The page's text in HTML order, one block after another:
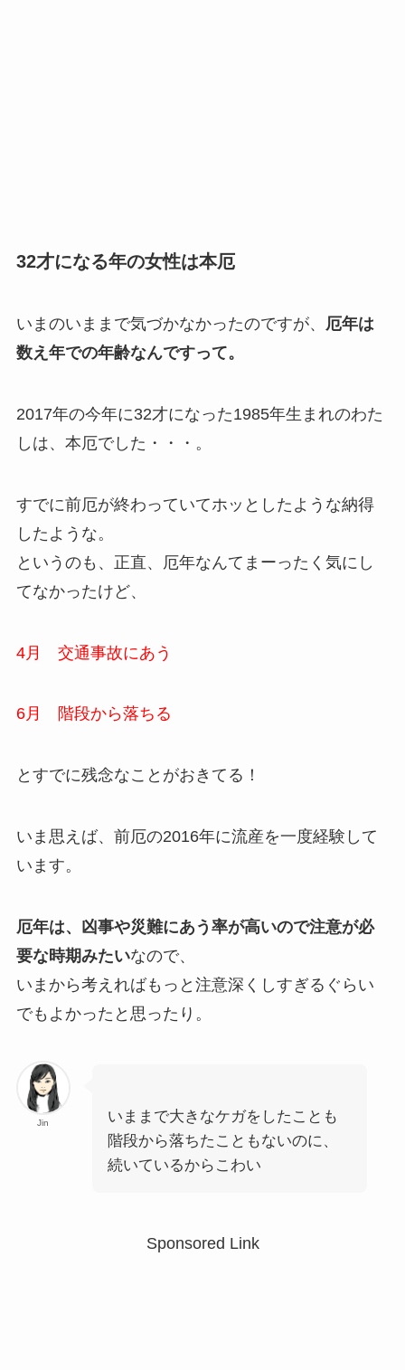
32才になる年の女性は本厄
いまのいままで気づかなかったのですが、 厄年は
数え年での年齢なんですって。
2017年の今年に32才になった1985年生まれのわた
しは、本厄でした・・・。
すでに前厄が終わっていてホッとしたような納得
したような。
というのも、正直、厄年なんてまーったく気にし
てなかったけど、
4月 交通事故にあう
6月 階段から落ちる
とすでに残念なことがおきてる！
いま思えば、前厄の2016年に流産を一度経験して
います。
厄年は、凶事や災難にあう率が高いので注意が必
要な時期みたいなので、
いまから考えればもっと注意深くしすぎるぐらい
でもよかったと思ったり。
Jin
いままで大きなケガをしたことも
階段から落ちたこともないのに、
続いているからこわい
Sponsored Link